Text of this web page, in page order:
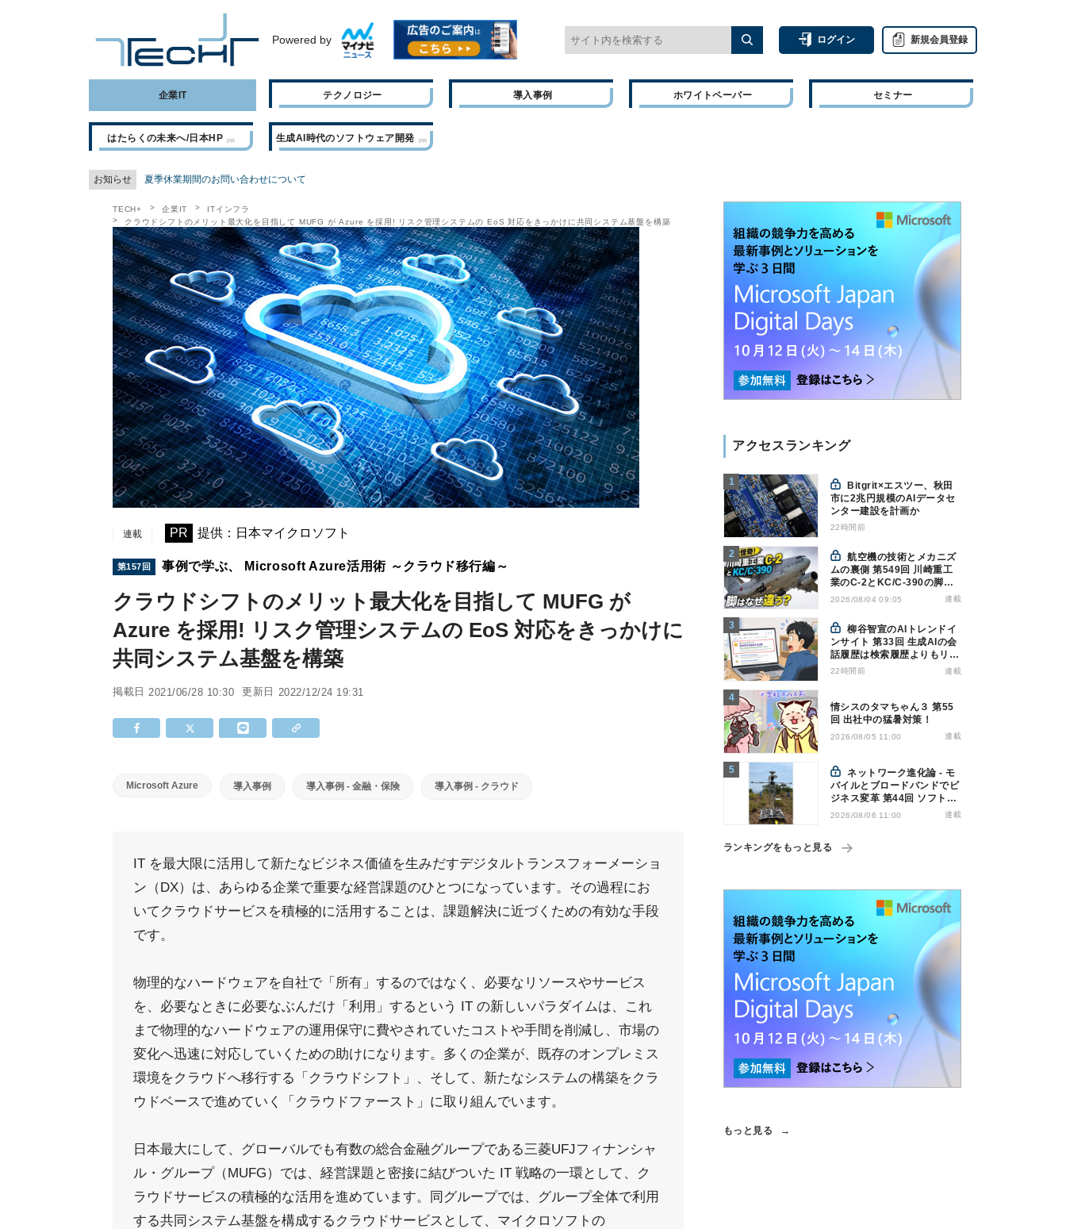
Powered by ログイン 新規会員登録
企業IT テクノロジー 導入事例 ホワイトペーパー セミナー
はたらくの未来へ/日本HP 生成AI時代のソフトウェア開発
お知らせ 夏季休業期間のお問い合わせについて
TECH+ 企業IT
ITインフラ
クラウドシフトのメリット最大化を目指して MUFG が Azure を採用! リスク管理システムの EoS 対応をきっかけに共同システム基盤を構築
連載 PR 提供：日本マイクロソフト
第157回 事例で学ぶ、 Microsoft Azure活用術 ～クラウド移行編～
クラウドシフトのメリット最大化を目指して MUFG が
Azure を採用! リスク管理システムの EoS 対応をきっかけに
共同システム基盤を構築
掲載日 2021/06/28 10:30 更新日 2022/12/24 19:31
Microsoft Azure 導入事例 導入事例 - 金融・保険 導入事例 - クラウド
IT を最大限に活用して新たなビジネス価値を生みだすデジタルトランスフォーメーショ
ン（DX）は、あらゆる企業で重要な経営課題のひとつになっています。その過程にお
いてクラウドサービスを積極的に活用することは、課題解決に近づくための有効な手段
です。
物理的なハードウェアを自社で「所有」するのではなく、必要なリソースやサービス
を、必要なときに必要なぶんだけ「利用」するという IT の新しいパラダイムは、これ
まで物理的なハードウェアの運用保守に費やされていたコストや手間を削減し、市場の
変化へ迅速に対応していくための助けになります。多くの企業が、既存のオンプレミス
環境をクラウドへ移行する「クラウドシフト」、そして、新たなシステムの構築をクラ
ウドベースで進めていく「クラウドファースト」に取り組んでいます。
日本最大にして、グローバルでも有数の総合金融グループである三菱UFJフィナンシャ
ル・グループ（MUFG）では、経営課題と密接に結びついた IT 戦略の一環として、ク
ラウドサービスの積極的な活用を進めています。同グループでは、グループ全体で利用
する共同システム基盤を構成するクラウドサービスとして、マイクロソフトの
アクセスランキング
Bitgrit×エスツー、秋田
市に2兆円規模のAIデータセ
ンター建設を計画か
22時間前
航空機の技術とメカニズ
ムの裏側 第549回 川崎重工
業のC-2とKC/C-390の脚は
なぜ違う? - 降着装置は複雑
2026/08/04 09:05 連載
柳谷智宣のAIトレンドイ
ンサイト 第33回 生成AIの会
話履歴は検索履歴よりもリス
キー？今のうちに情報漏洩対
22時間前 連載
情シスのタマちゃん３ 第55
回 出社中の猛暑対策！
2026/08/05 11:00 連載
ネットワーク進化論 - モ
バイルとブロードバンドでビ
ジネス変革 第44回 ソフトバ
ンクが「HAPS」のプレ商用
2026/08/06 11:00 連載
ランキングをもっと見る
もっと見る